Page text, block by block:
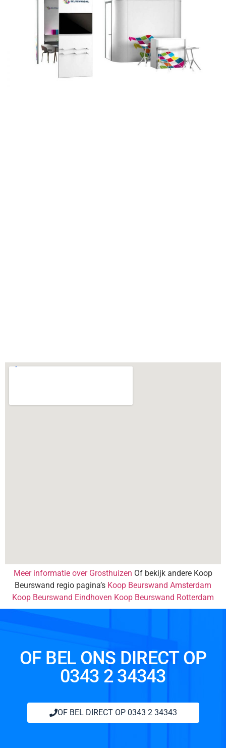
Meer informatie over Grosthuizen Of bekijk andere Koop
Beurswand regio pagina’s Koop Beurswand Amsterdam
Koop Beurswand Eindhoven Koop Beurswand Rotterdam
OF BEL ONS DIRECT OP
0343 2 34343
OF BEL DIRECT OP 0343 2 34343